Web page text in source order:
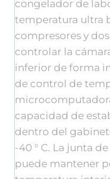
congelador de
temperatura ultra
compresores y
controlar la
inferior de forma
de control de
capacidad de
dentro del
-40 ° C. La junta
puede mantener